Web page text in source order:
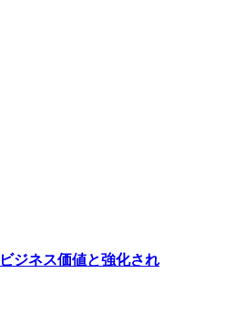
ジネス価値と強化され